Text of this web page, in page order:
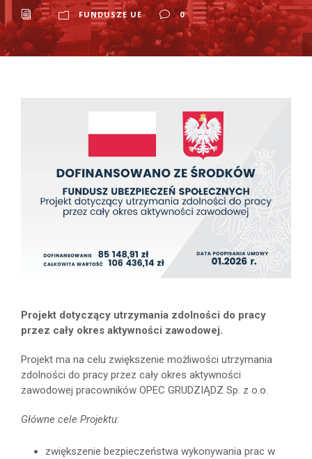
FUNDUSZE UE 0
Projekt dotyczący utrzymania zdolności do pracy
przez cały okres aktywności zawodowej.
Projekt ma na celu zwiększenie możliwości utrzymania
zdolności do pracy przez cały okres aktywności
zawodowej pracowników OPEC GRUDZIĄDZ Sp. z o.o.
Główne cele Projektu:
zwiększenie bezpieczeństwa wykonywania prac w